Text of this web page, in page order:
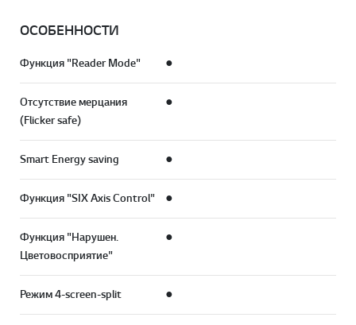
ОСОБЕННОСТИ
Функция "Reader Mode" ●
Отсутствие мерцания
(Flicker safe)
●
Smart Energy saving ●
Функция "SIX Axis Control" ●
Функция "Нарушен.
Цветовосприятие"
●
Режим 4-screen-split ●